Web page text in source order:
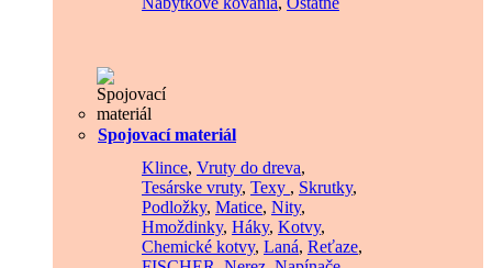
Spojovací materiál
Klince, Vruty do dreva,
Tesárske vruty, Texy , Skrutky,
Podložky, Matice, Nity,
Hmoždinky, Háky, Kotvy,
Chemické kotvy, Laná, Reťaze,